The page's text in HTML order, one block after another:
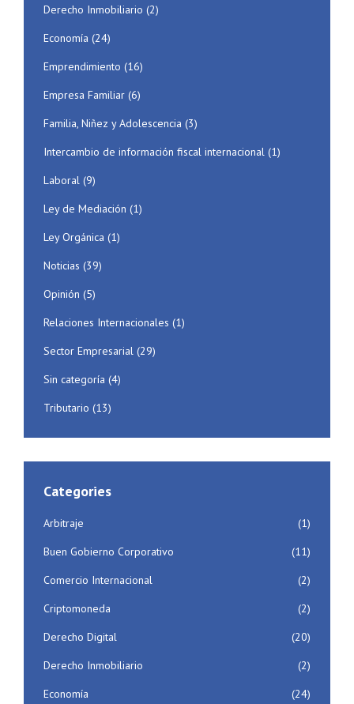
Derecho Inmobiliario (2)
Economía (24)
Emprendimiento (16)
Empresa Familiar (6)
Familia, Niñez y Adolescencia (3)
Intercambio de información fiscal internacional (1)
Laboral (9)
Ley de Mediación (1)
Ley Orgánica (1)
Noticias (39)
Opinión (5)
Relaciones Internacionales (1)
Sector Empresarial (29)
Sin categoría (4)
Tributario (13)
Categories
Arbitraje
(1)
Buen Gobierno Corporativo
(11)
Comercio Internacional
(2)
Criptomoneda
(2)
Derecho Digital
(20)
Derecho Inmobiliario
(2)
Economía
(24)